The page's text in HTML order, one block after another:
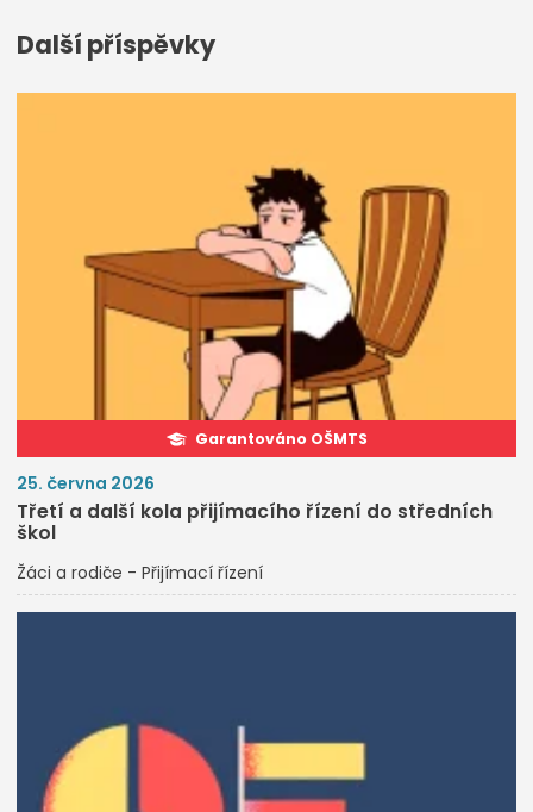
Další příspěvky
Garantováno OŠMTS
25. června 2026
Třetí a další kola přijímacího řízení do středních
škol
Žáci a rodiče - Přijímací řízení